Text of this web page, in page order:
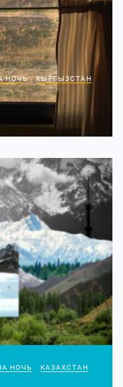
НОЧЬ КЫРГЫЗСТАН
НОЧЬ КАЗАХСТАН